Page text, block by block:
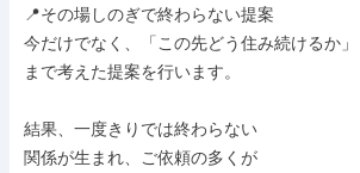
📍その場しのぎで終わらない提案
今だけでなく、「この先どう住み続けるか」
まで考えた提案を行います。
結果、一度きりでは終わらない
関係が生まれ、ご依頼の多くが